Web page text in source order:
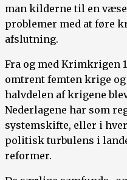
man kilderne til en
problemer med at føre
afslutning.
Fra og med Krimkrigen
omtrent femten krige
halvdelen af krigene
Nederlagene har som
systemskifte, eller i
politisk turbulens i
reformer.